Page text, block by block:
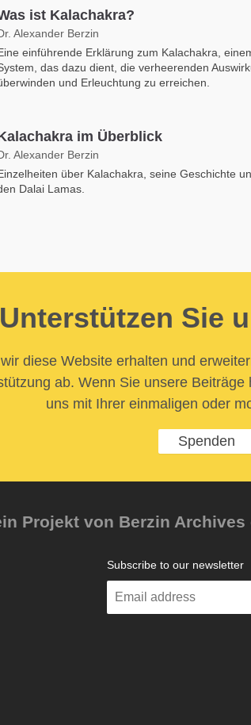
ist Kalachakra?
Alexander Berzin
einführende Erklärung zum Kalachakra,
das dazu dient, die verheerenden
und Erleuchtung zu erreichen.
im Überblick
Alexander Berzin
über Kalachakra, seine Geschichte
Dalai Lamas.
Unterstützen Sie
diese Website erhalten und
ab. Wenn Sie unsere
uns mit Ihrer einmaligen oder
Spenden
Projekt von Berzin Archives
Subscribe to our newsletter
Enter